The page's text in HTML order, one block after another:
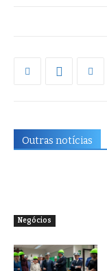
Outras notícias
Negócios